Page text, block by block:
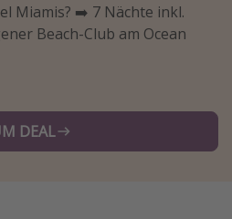
Miamis? ➡️ 7 Nächte inkl.
Beach-Club am Ocean
DEAL